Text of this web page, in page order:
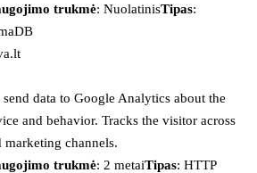
trukmė: NuolatinisTipas:
send data to Google Analytics about the
and behavior. Tracks the visitor across
marketing channels.
trukmė: 2 metaiTipas: HTTP